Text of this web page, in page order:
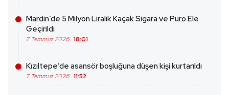
Mardin’de 5 Milyon Liralık Kaçak Sigara ve Puro Ele
Geçirildi
7 Temmuz 2026 18:01
Kızıltepe’de asansör boşluğuna düşen kişi kurtarıldı
7 Temmuz 2026 11:52